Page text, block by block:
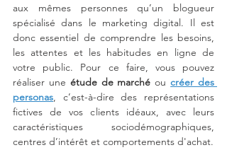
aux mêmes personnes qu’un blogueur
spécialisé dans le marketing digital. Il est
donc essentiel de comprendre les besoins,
les attentes et les habitudes en ligne de
votre public. Pour ce faire, vous pouvez
réaliser une étude de marché ou créer des
personas , c’est-à-dire des représentations
fictives de vos clients idéaux, avec leurs
caractéristiques sociodémographiques,
centres d’intérêt et comportements d'achat.